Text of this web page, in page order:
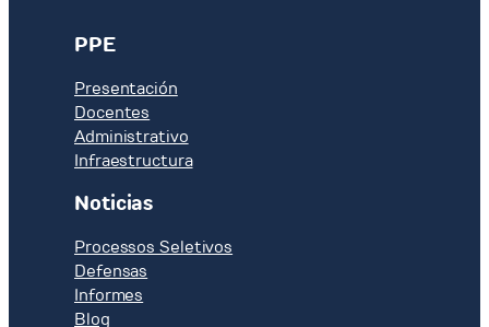
PPE
Presentación
Docentes
Administrativo
Infraestructura
Noticias
Processos Seletivos
Defensas
Informes
Blog